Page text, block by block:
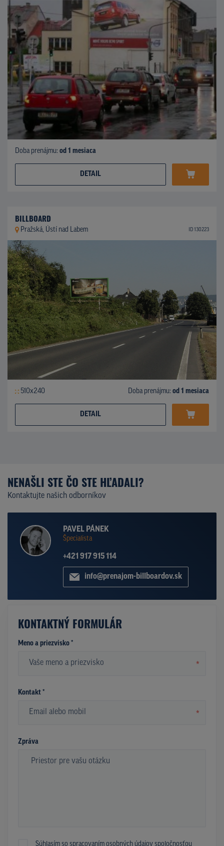
Doba prenájmu: od 1 mesiaca
DETAIL
BILLBOARD
Pražská, Ústí nad Labem ID 130223
510x240 Doba prenájmu: od 1 mesiaca
DETAIL
NENAŠLI STE ČO STE HĽADALI?
Kontaktujte našich odborníkov
PAVEL PÁNEK
Špecialista
+421 917 915 114
info@prenajom-billboardov.sk
KONTAKTNÝ FORMULÁR
Meno a priezvisko *
*
Kontakt *
*
Zpráva
Súhlasím so spracovaním osobných údajov spoločnosťou